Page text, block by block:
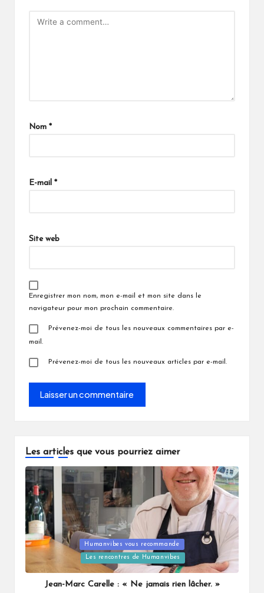
Nom *
E-mail *
Site web
Enregistrer mon nom, mon e-mail et mon site dans le
navigateur pour mon prochain commentaire.
Prévenez-moi de tous les nouveaux commentaires par e-
mail.
Prévenez-moi de tous les nouveaux articles par e-mail.
Les articles que vous pourriez aimer
Posted
Humanvibes vous recommande
Les rencontres de Humanvibes
Jean-Marc Carelle : « Ne jamais rien lâcher. »